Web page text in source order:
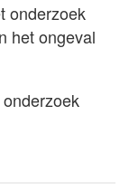
onderzoek
het ongeval